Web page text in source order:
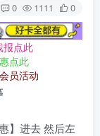
0 1111 0
报点此
点此
员活动
】进去 然后左